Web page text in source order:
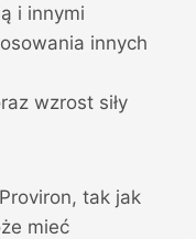
i innymi
innych
wzrost siły
tak jak
mieć